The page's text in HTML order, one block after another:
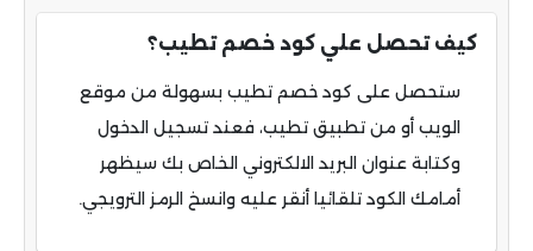
كيف تحصل علي كود خصم تطيب؟
ستحصل على كود خصم تطيب بسهولة من موقع
الويب أو من تطبيق تطيب، فعند تسجيل الدخول
وكتابة عنوان البريد الالكتروني الخاص بك سيظهر
أمامك الكود تلقائيا أنقر عليه وانسخ الرمز الترويجي.